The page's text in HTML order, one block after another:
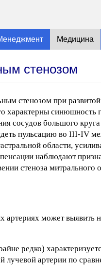
Медицина
стенозом
стенозом при
характерны
сосудов большого
пульсацию во III-IV
области,
наблюдают
стеноза митрального
может выявить
редко)
артерии по